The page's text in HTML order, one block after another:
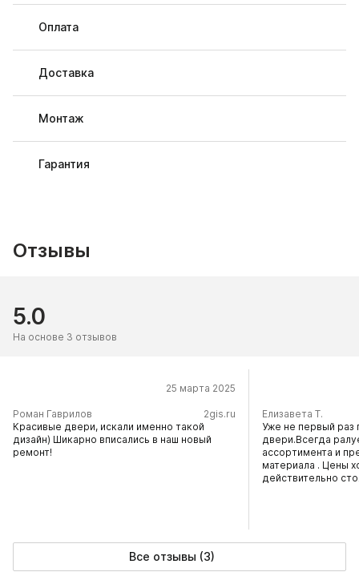
Оплата
Доставка
Монтаж
Гарантия
Отзывы
5.0
На основе 3 отзывов
25 марта 2025
​Роман Гаврилов
2gis.ru
Красивые двери, искали именно такой
дизайн) Шикарно вписались в наш новый
ремонт!
Елизавета Т.
Уже не первый раз
двери.Всегда
ассортимента и
материала . Цены
действительно
Все отзывы (3)